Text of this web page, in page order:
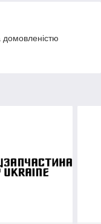
домовленістю